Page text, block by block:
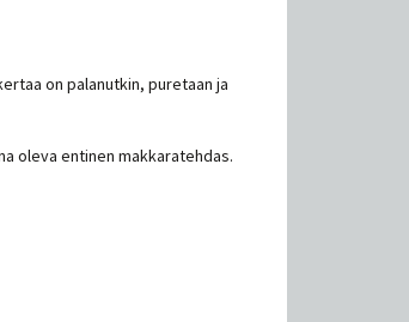
on palanutkin, puretaan ja
oleva entinen makkaratehdas.